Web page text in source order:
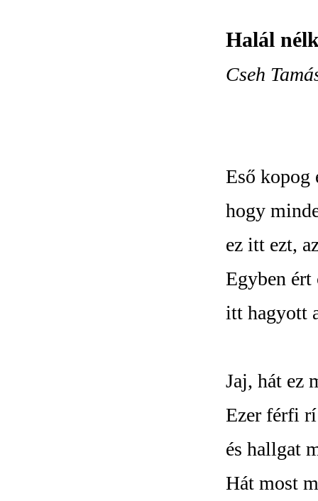
Halál
Cseh
Eső kopog
hogy
ez itt ezt,
Egyben ért
itt hagyott
Jaj, hát ez
Ezer férfi
és hallgat
Hát most